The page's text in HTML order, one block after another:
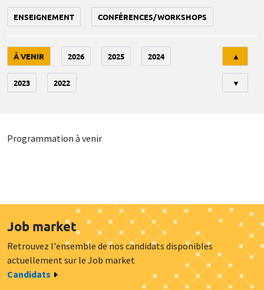
ENSEIGNEMENT CONFÉRENCES/WORKSHOPS
À VENIR 2026 2025 2024
2023 2022
▲
▼
Programmation à venir
Job market
Retrouvez l'ensemble de nos candidats disponibles
actuellement sur le Job market
Candidats